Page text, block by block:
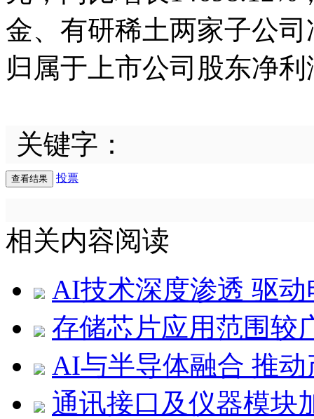
金、有研稀土两家子公
归属于上市公司股东净
关键字：
投票
相关内容阅读
AI技术深度渗透 驱
存储芯片应用范围较
AI与半导体融合 推动
通讯接口及仪器模块